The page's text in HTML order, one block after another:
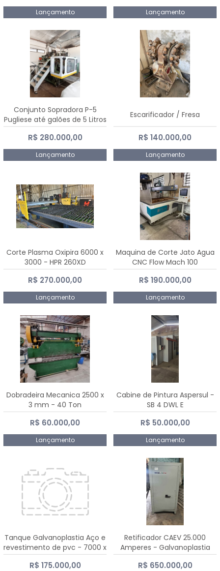
Lançamento Lançamento
Conjunto Sopradora P-5
Pugliese até galões de 5 Litros
R$ 280.000,00
Lançamento
Escarificador / Fresa
R$ 140.000,00
Lançamento
Corte Plasma Oxipira 6000 x
3000 - HPR 260XD
R$ 270.000,00
Lançamento
Maquina de Corte Jato Agua
CNC Flow Mach 100
R$ 190.000,00
Lançamento
Dobradeira Mecanica 2500 x
3 mm - 40 Ton
R$ 60.000,00
Lançamento
Cabine de Pintura Aspersul -
SB 4 DWL E
R$ 50.000,00
Lançamento
Tanque Galvanoplastia Aço e
revestimento de pvc - 7000 x
2200 mm
R$ 175.000,00
Retificador CAEV 25.000
Amperes - Galvanoplastia
R$ 650.000,00